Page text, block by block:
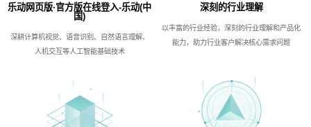
乐动网页版·官方版在线登入-乐动(中
国)
深耕计算机视觉、语音识别、自然语言理解、
人机交互等人工智能基础技术
深刻的行业理解
以丰富的行业经验，深刻的行业理解和产品化
能力，助力行业客户解决核心需求问题